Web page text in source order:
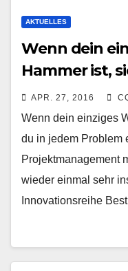
AKTUELLES
Wenn dein
Hammer ist,
Problem einen
APR. 27, 2016
Wenn dein einziges
du in jedem Problem
Projektmanagement
wieder einmal sehr
Innovationsreihe